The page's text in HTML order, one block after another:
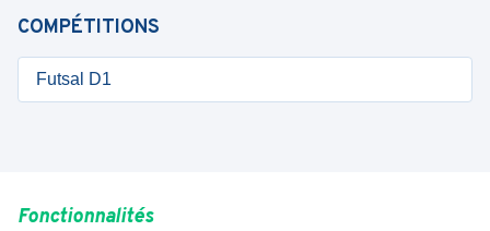
COMPÉTITIONS
Futsal D1
Fonctionnalités